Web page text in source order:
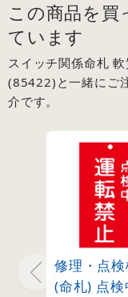
この商品を買
ています
スイッチ関係命札
(85422)と一緒にご
介です。
修理・点
(命札) 点検